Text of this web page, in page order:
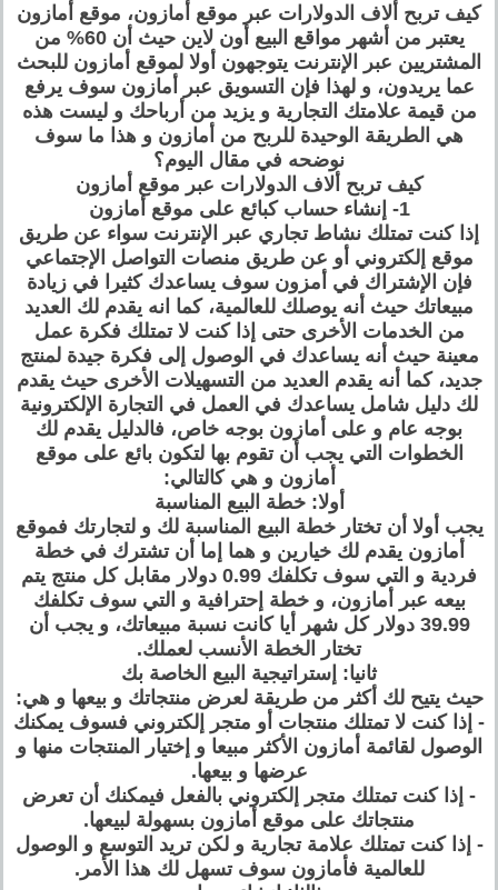
كيف تربح ألاف الدولارات عبر موقع أمازون، موقع أمازون
يعتبر من أشهر مواقع البيع أون لاين حيث أن 60% من
المشتريين عبر الإنترنت يتوجهون أولا لموقع أمازون للبحث
عما يريدون، و لهذا فإن التسويق عبر أمازون سوف يرفع
من قيمة علامتك التجارية و يزيد من أرباحك و ليست هذه
هي الطريقة الوحيدة للربح من أمازون و هذا ما سوف
نوضحه في مقال اليوم؟
كيف تربح ألاف الدولارات عبر موقع أمازون
1- إنشاء حساب كبائع على موقع أمازون
إذا كنت تمتلك نشاط تجاري عبر الإنترنت سواء عن طريق
موقع إلكتروني أو عن طريق منصات التواصل الإجتماعي
فإن الإشتراك في أمزون سوف يساعدك كثيرا في زيادة
مبيعاتك حيث أنه يوصلك للعالمية، كما انه يقدم لك العديد
من الخدمات الأخرى حتى إذا كنت لا تمتلك فكرة عمل
معينة حيث أنه يساعدك في الوصول إلى فكرة جيدة لمنتج
جديد، كما أنه يقدم العديد من التسهيلات الأخرى حيث يقدم
لك دليل شامل يساعدك في العمل في التجارة الإلكترونية
بوجه عام و على أمازون بوجه خاص، فالدليل يقدم لك
الخطوات التي يجب أن تقوم بها لتكون بائع على موقع
أمازون و هي كالتالي:
أولا: خطة البيع المناسبة
يجب أولا أن تختار خطة البيع المناسبة لك و لتجارتك فموقع
أمازون يقدم لك خيارين و هما إما أن تشترك في خطة
فردية و التي سوف تكلفك 0.99 دولار مقابل كل منتج يتم
بيعه عبر أمازون، و خطة إحترافية و التي سوف تكلفك
39.99 دولار كل شهر أيا كانت نسبة مبيعاتك، و يجب أن
تختار الخطة الأنسب لعملك.
ثانيا: إستراتيجية البيع الخاصة بك
حيث يتيح لك أكثر من طريقة لعرض منتجاتك و بيعها و هي:
- إذا كنت لا تمتلك منتجات أو متجر إلكتروني فسوف يمكنك
الوصول لقائمة أمازون الأكثر مبيعا و إختيار المنتجات منها و
عرضها و بيعها.
- إذا كنت تمتلك متجر إلكتروني بالفعل فيمكنك أن تعرض
منتجاتك على موقع أمازون بسهولة لبيعها.
- إذا كنت تمتلك علامة تجارية و لكن تريد التوسع و الوصول
للعالمية فأمازون سوف تسهل لك هذا الأمر.